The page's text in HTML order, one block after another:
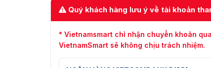
Quý khách hàng lưu ý về tài khoản
* Vietnamsmart chỉ nhận chuyển khoản
VietnamSmart sẽ không chịu trách nhiệm.